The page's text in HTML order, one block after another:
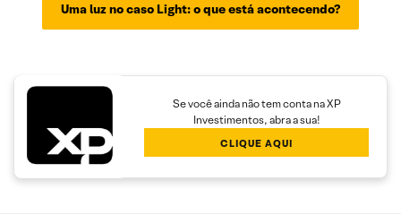
Uma luz no caso Light: o que está acontecendo?
Se você ainda não tem conta na XP
Investimentos, abra a sua!
CLIQUE AQUI